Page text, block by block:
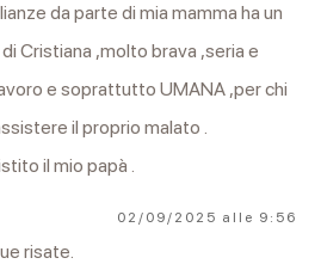
da parte di mia mamma ha un
Cristiana ,molto brava ,seria e
e soprattutto UMANA ,per chi
il proprio malato .
il mio papà .
02/09/2025 alle 9:56
risate.